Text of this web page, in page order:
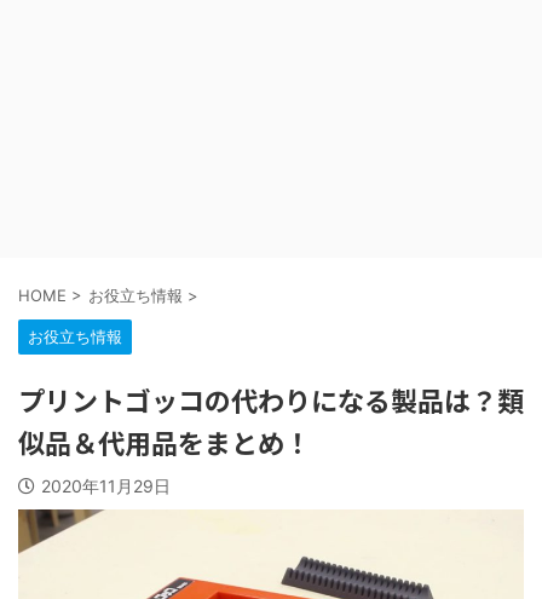
HOME > お役立ち情報 >
お役立ち情報
プリントゴッコの代わりになる製品は？類
似品＆代用品をまとめ！
2020年11月29日